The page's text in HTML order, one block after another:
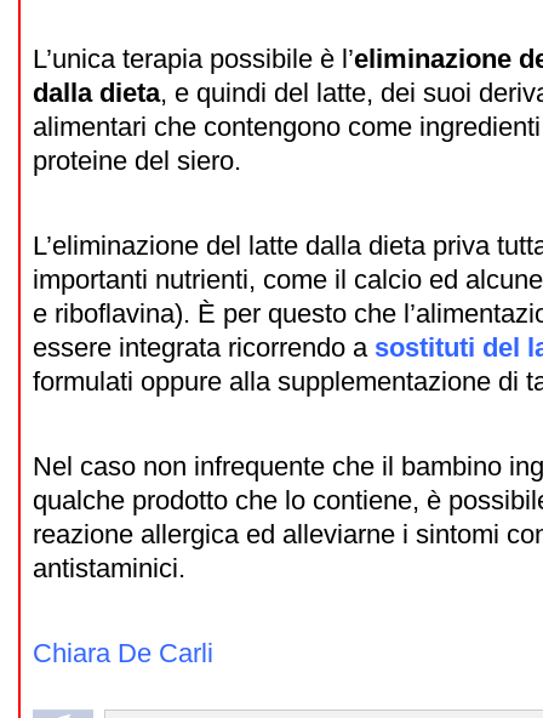
L’unica terapia possibile è l’eliminazione
dalla dieta, e quindi del latte, dei suoi
alimentari che contengono come
proteine del siero.
L’eliminazione del latte dalla dieta priva
importanti nutrienti, come il calcio ed
e riboflavina). È per questo che
essere integrata ricorrendo a sostituti del
formulati oppure alla supplementazione di
Nel caso non infrequente che il bambino
qualche prodotto che lo contiene, è
reazione allergica ed alleviarne i sintomi
antistaminici.
Chiara De Carli